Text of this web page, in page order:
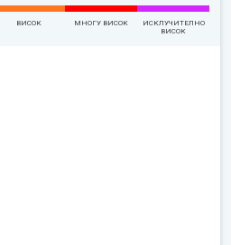
ВИСОК МНОГУ ВИСОК
ИСКЛУЧИТЕЛНО
ВИСОК